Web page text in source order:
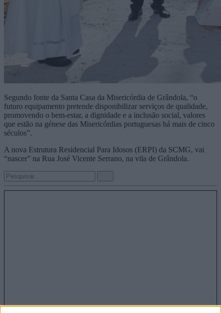
Segundo fonte da Santa Casa da Misericórdia de Grândola, “o
futuro equipamento pretende disponibilizar serviços de qualidade,
promovendo o bem-estar, a dignidade e a inclusão social, valores
que estão na génese das Misericórdias portuguesas há mais de cinco
séculos”.
A nova Estrutura Residencial Para Idosos (ERPI) da SCMG, vai
“nascer” na Rua José Vicente Serrano, na vila de Grândola.